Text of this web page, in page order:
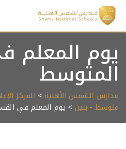
Skip
content
يوم المعلم
المتوسط
مدارس الشمس الأهلية > المركز
متوسط - بنين > يوم المعلم في